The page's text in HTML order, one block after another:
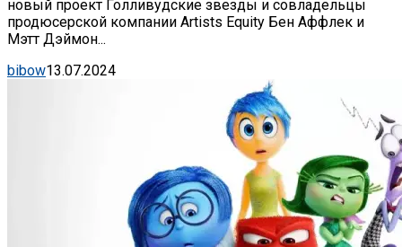
новый проект Голливудские звезды и совладельцы
продюсерской компании Artists Equity Бен Аффлек и
Мэтт Дэймон...
bibow13.07.2024